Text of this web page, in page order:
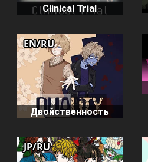
Clinical Trial
Двойственность
EN/RU
JP/RU